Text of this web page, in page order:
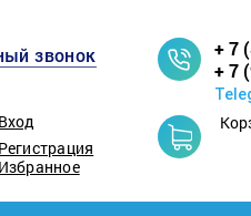
звонок
Вход
Регистрация
Избранное
+ 7
+ 7